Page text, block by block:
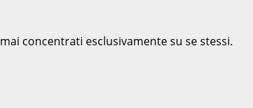
concentrati esclusivamente su se stessi.